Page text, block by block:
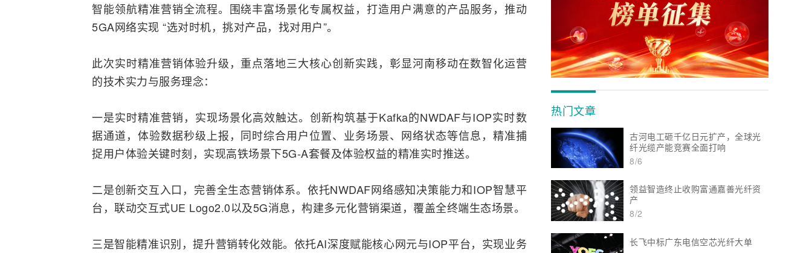
智能领航精准营销全流程。围绕丰富场景化专属权益，打造用户满意的产品服务，推动
5GA网络实现 “选对时机，挑对产品，找对用户”。
此次实时精准营销体验升级，重点落地三大核心创新实践，彰显河南移动在数智化运营
的技术实力与服务理念：
一是实时精准营销，实现场景化高效触达。创新构筑基于Kafka的NWDAF与IOP实时数
据通道，体验数据秒级上报，同时综合用户位置、业务场景、网络状态等信息，精准捕
捉用户体验关键时刻，实现高铁场景下5G-A套餐及体验权益的精准实时推送。
二是创新交互入口，完善全生态营销体系。依托NWDAF网络感知决策能力和IOP智慧平
台，联动交互式UE Logo2.0以及5G消息，构建多元化营销渠道，覆盖全终端生态场景。
三是智能精准识别，提升营销转化效能。依托AI深度赋能核心网元与IOP平台，实现业务
热门文章
古河电工砸千亿日元扩产，全球光
纤光缆产能竞赛全面打响
8/6
领益智造终止收购富通嘉善光纤资
产
8/2
长飞中标广东电信空芯光纤大单